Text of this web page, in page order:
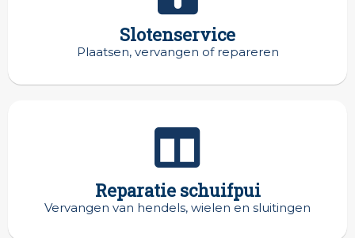
Slotenservice
Plaatsen, vervangen of repareren
Reparatie schuifpui
Vervangen van hendels, wielen en sluitingen